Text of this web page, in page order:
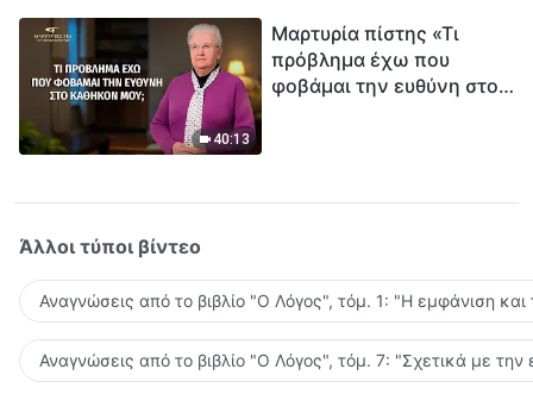
40:13
Μαρτυρία πίστης «Τι
πρόβλημα έχω που
φοβάμαι την ευθύνη στο
Άλλοι τύποι βίντεο
Αναγνώσεις από το βιβλίο "Ο Λόγος", τόμ. 1: "Η εμφάνιση
Αναγνώσεις από το βιβλίο "Ο Λόγος", τόμ. 7: "Σχετικά με την